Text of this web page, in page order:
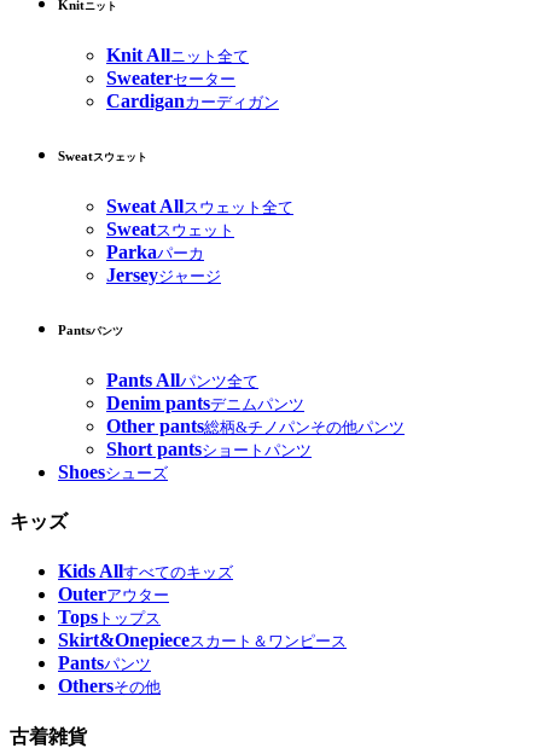
Knitニット
Knit Allニット全て
Sweaterセーター
Cardiganカーディガン
Sweatスウェット
Sweat Allスウェット全て
Sweatスウェット
Parkaパーカ
Jerseyジャージ
Pantsパンツ
Pants Allパンツ全て
Denim pantsデニムパンツ
Other pants総柄&チノパンその他パンツ
Short pantsショートパンツ
Shoesシューズ
キッズ
Kids Allすべてのキッズ
Outerアウター
Tops トップス
Skirt&Onepieceスカート＆ワンピース
Pantsパンツ
Othersその他
古着雑貨